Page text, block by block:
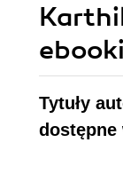
ebooki
Tytuły
dostępne